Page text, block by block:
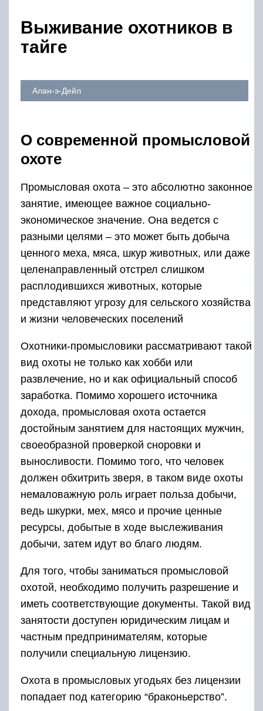
Выживание охотников в
тайге
Алан-э-Дейл
О современной промысловой
охоте
Промысловая охота – это абсолютно законное
занятие, имеющее важное социально-
экономическое значение. Она ведется с
разными целями – это может быть добыча
ценного меха, мяса, шкур животных, или даже
целенаправленный отстрел слишком
расплодившихся животных, которые
представляют угрозу для сельского хозяйства
и жизни человеческих поселений
Охотники-промысловики рассматривают такой
вид охоты не только как хобби или
развлечение, но и как официальный способ
заработка. Помимо хорошего источника
дохода, промысловая охота остается
достойным занятием для настоящих мужчин,
своеобразной проверкой сноровки и
выносливости. Помимо того, что человек
должен обхитрить зверя, в таком виде охоты
немаловажную роль играет польза добычи,
ведь шкурки, мех, мясо и прочие ценные
ресурсы, добытые в ходе выслеживания
добычи, затем идут во благо людям.
Для того, чтобы заниматься промысловой
охотой, необходимо получить разрешение и
иметь соответствующие документы. Такой вид
занятости доступен юридическим лицам и
частным предпринимателям, которые
получили специальную лицензию.
Охота в промысловых угодьях без лицензии
попадает под категорию “браконьерство”.